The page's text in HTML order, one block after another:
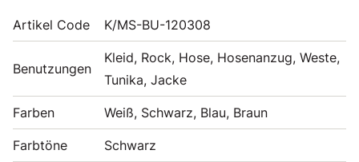
Artikel Code K/MS-BU-120308
Benutzungen
Kleid, Rock, Hose, Hosenanzug, Weste,
Tunika, Jacke
Farben Weiß, Schwarz, Blau, Braun
Farbtöne Schwarz